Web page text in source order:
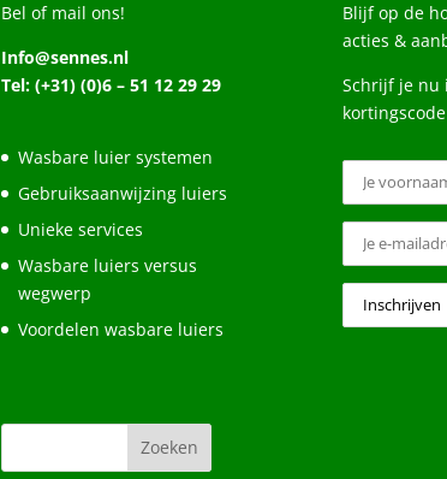
Bel of mail ons!
Info@sennes.nl
Tel: (+31) (0)6 – 51 12 29 29
Wasbare luier systemen
Gebruiksaanwijzing luiers
Unieke services
Wasbare luiers versus
wegwerp
Voordelen wasbare luiers
Blijf op de
acties &
Schrijf je nu